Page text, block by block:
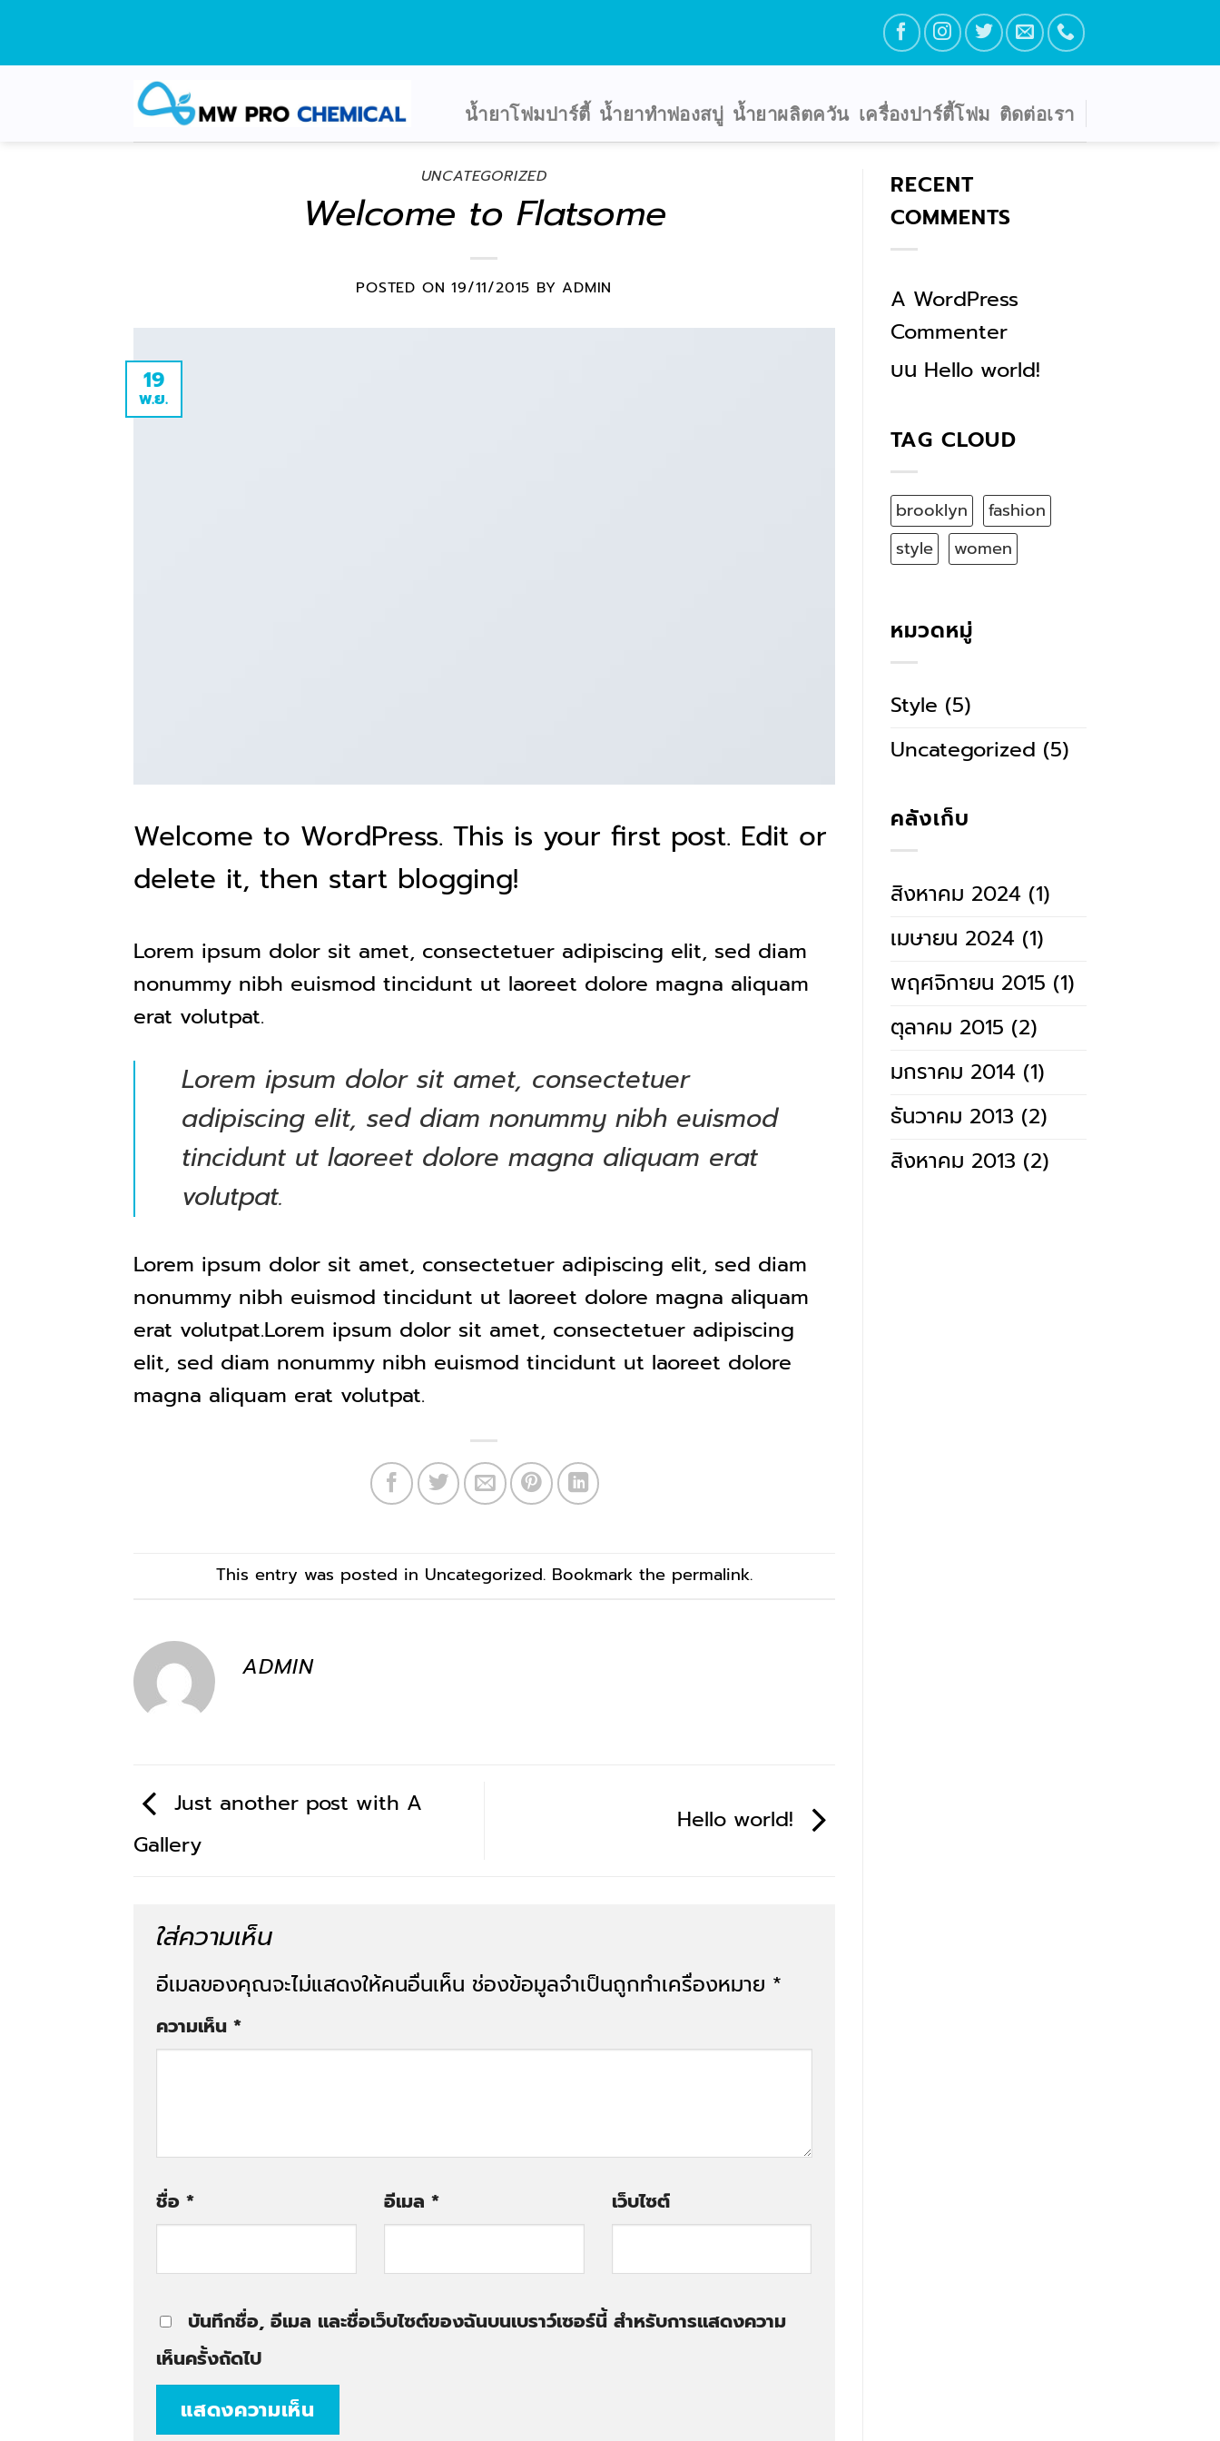
น้ำยาโฟมปาร์ตี้ น้ำยาทำฟองสบู่ น้ำยาผลิตควัน เครื่องปาร์ตี้โฟม ติดต่อเรา
UNCATEGORIZED
Welcome to Flatsome
POSTED ON19/11/2015 BYADMIN
19
พ.ย.
Welcome to WordPress. This is your first post. Edit or
delete it, then start blogging!
Lorem ipsum dolor sit amet, consectetuer adipiscing elit, sed diam
nonummy nibh euismod tincidunt ut laoreet dolore magna aliquam
erat volutpat.
Lorem ipsum dolor sit amet, consectetuer
adipiscing elit, sed diam nonummy nibh euismod
tincidunt ut laoreet dolore magna aliquam erat
volutpat.
Lorem ipsum dolor sit amet, consectetuer adipiscing elit, sed diam
nonummy nibh euismod tincidunt ut laoreet dolore magna aliquam
erat volutpat.Lorem ipsum dolor sit amet, consectetuer adipiscing
elit, sed diam nonummy nibh euismod tincidunt ut laoreet dolore
magna aliquam erat volutpat.
This entry was posted in Uncategorized. Bookmark the permalink.
ADMIN
Just another post with A
Gallery
Hello world!
ใส่ความเห็น
อีเมลของคุณจะไม่แสดงให้คนอื่นเห็น ช่องข้อมูลจำเป็นถูกทำเครื่องหมาย *
ความเห็น *
ชื่อ * อีเมล * เว็บไซต์
บันทึกชื่อ, อีเมล และชื่อเว็บไซต์ของฉันบนเบราว์เซอร์นี้ สำหรับการแสดงความ
เห็นครั้งถัดไป
RECENT
COMMENTS
A WordPress
Commenter
บน Hello world!
TAG CLOUD
brooklyn
fashion
style
women
หมวดหมู่
Style (5)
Uncategorized (5)
คลังเก็บ
สิงหาคม 2024(1)
เมษายน 2024(1)
พฤศจิกายน 2015 (1)
ตุลาคม 2015 (2)
มกราคม 2014(1)
ธันวาคม 2013 (2)
สิงหาคม 2013 (2)